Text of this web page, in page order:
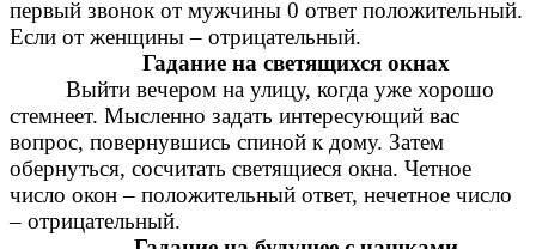
первый звонок от мужчины 0 ответ положительный.
Если от женщины – отрицательный.
Гадание на светящихся окнах
Выйти вечером на улицу, когда уже хорошо
стемнеет. Мысленно задать интересующий вас
вопрос, повернувшись спиной к дому. Затем
обернуться, сосчитать светящиеся окна. Четное
число окон – положительный ответ, нечетное число
– отрицательный.